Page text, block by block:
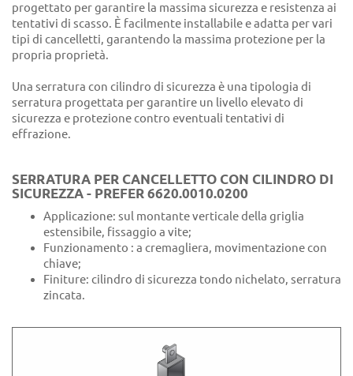
progettato per garantire la massima sicurezza e resistenza ai
tentativi di scasso. È facilmente installabile e adatta per vari
tipi di cancelletti, garantendo la massima protezione per la
propria proprietà.
Una serratura con cilindro di sicurezza è una tipologia di
serratura progettata per garantire un livello elevato di
sicurezza e protezione contro eventuali tentativi di
effrazione.
SERRATURA PER CANCELLETTO CON CILINDRO DI
SICUREZZA - PREFER 6620.0010.0200
Applicazione: sul montante verticale della griglia
estensibile, fissaggio a vite;
Funzionamento : a cremagliera, movimentazione con
chiave;
Finiture: cilindro di sicurezza tondo nichelato, serratura
zincata.